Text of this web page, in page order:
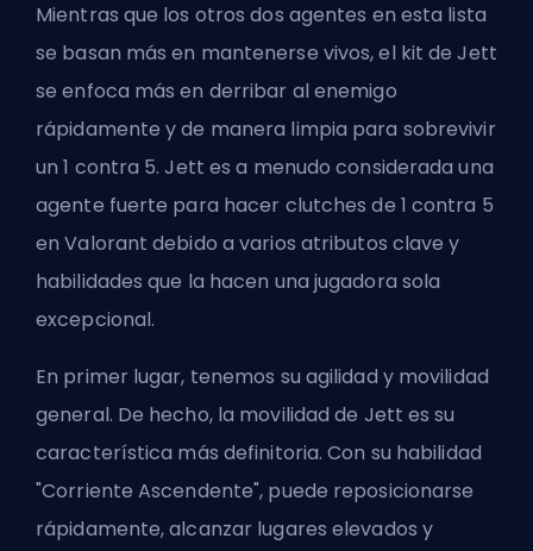
Mientras que los otros dos agentes en esta lista
se basan más en mantenerse vivos, el kit de Jett
se enfoca más en derribar al enemigo
rápidamente y de manera limpia para sobrevivir
un 1 contra 5. Jett es a menudo considerada una
agente fuerte para hacer clutches de 1 contra 5
en Valorant debido a varios atributos clave y
habilidades que la hacen una jugadora sola
excepcional.
En primer lugar, tenemos su agilidad y movilidad
general. De hecho, la movilidad de Jett es su
característica más definitoria. Con su habilidad
"Corriente Ascendente", puede reposicionarse
rápidamente, alcanzar lugares elevados y